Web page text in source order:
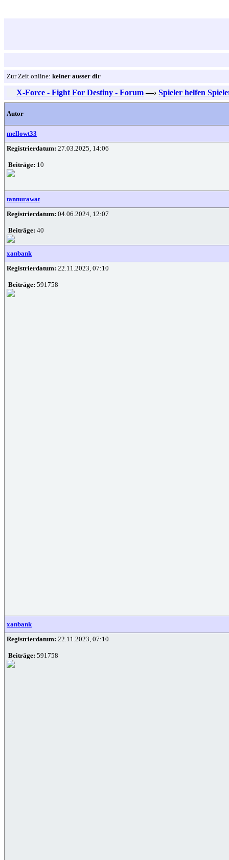
Zur Zeit online: keiner ausser dir
X-Force - Fight For Destiny - Forum —› Spieler helfen
Autor
mellowt33
Registrierdatum: 27.03.2025, 14:06
Beiträge: 10
tannurawat
Registrierdatum: 04.06.2024, 12:07
Beiträge: 40
xanbank
Registrierdatum: 22.11.2023, 07:10
Beiträge: 591758
xanbank
Registrierdatum: 22.11.2023, 07:10
Beiträge: 591758